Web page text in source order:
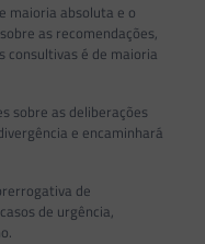
maioria absoluta e o
as recomendações,
consultivas é de maioria
sobre as deliberações
e encaminhará
de
de urgência,